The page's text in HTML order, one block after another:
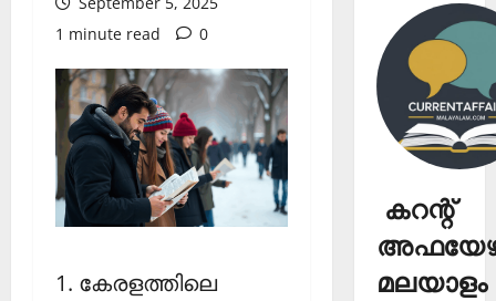
1 minute read
0
1. കേരളത്തിലെ
കറന്റ്
മലയാളം